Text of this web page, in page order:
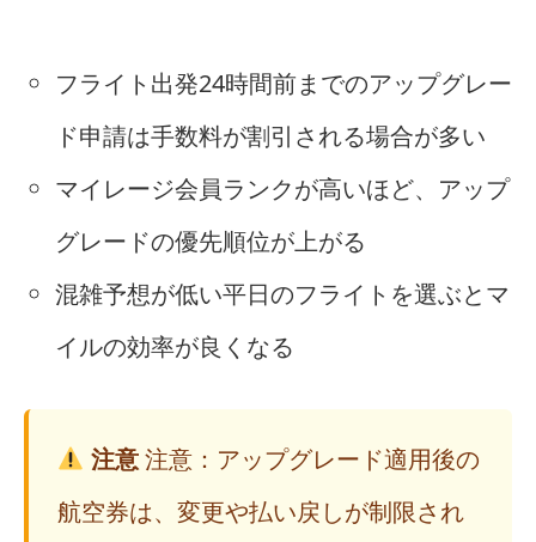
フライト出発24時間前までのアップグレー
ド申請は手数料が割引される場合が多い
マイレージ会員ランクが高いほど、アップ
グレードの優先順位が上がる
混雑予想が低い平日のフライトを選ぶとマ
イルの効率が良くなる
注意注意：アップグレード適用後の
航空券は、変更や払い戻しが制限され